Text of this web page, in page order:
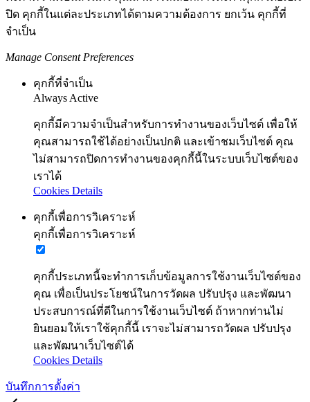
ปิด คุกกี้ในแต่ละประเภทได้ตามความต้องการ ยกเว้น คุกกี้ที่
จำเป็น
Manage Consent Preferences
คุกกี้ที่จำเป็น
Always Active
คุกกี้มีความจำเป็นสำหรับการทำงานของเว็บไซต์ เพื่อให้
คุณสามารถใช้ได้อย่างเป็นปกติ และเข้าชมเว็บไซต์ คุณ
ไม่สามารถปิดการทำงานของคุกกี้นี้ในระบบเว็บไซต์ของ
เราได้
Cookies Details
คุกกี้เพื่อการวิเคราะห์
คุกกี้เพื่อการวิเคราะห์
คุกกี้ประเภทนี้จะทำการเก็บข้อมูลการใช้งานเว็บไซต์ของ
คุณ เพื่อเป็นประโยชน์ในการวัดผล ปรับปรุง และพัฒนา
ประสบการณ์ที่ดีในการใช้งานเว็บไซต์ ถ้าหากท่านไม่
ยินยอมให้เราใช้คุกกี้นี้ เราจะไม่สามารถวัดผล ปรับปรุง
และพัฒนาเว็บไซต์ได้
Cookies Details
บันทึกการตั้งค่า